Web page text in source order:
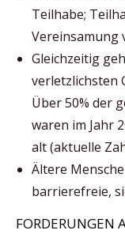
Teilhabe;
Vereinsamung
Gleichzeitig
verletzlichsten
Über 50% der
waren im Jahr
alt (aktuelle
Ältere
barrierefreie,
FORDERUNGEN